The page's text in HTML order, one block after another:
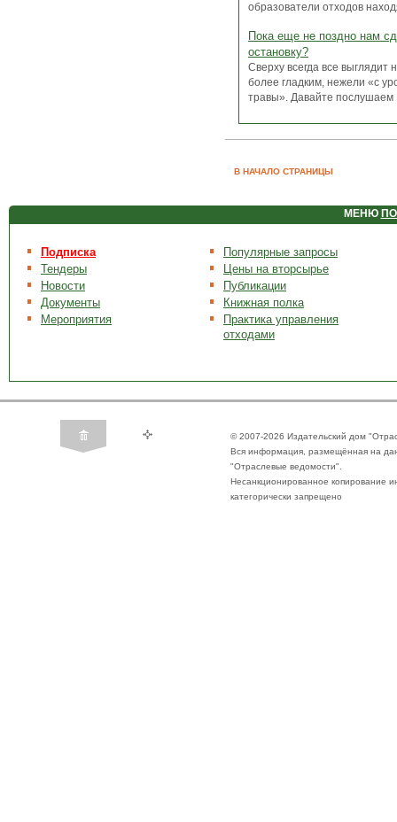
образователи отходов
Пока еще не поздно нам
остановку?
Сверху всегда все выглядит
более гладким, нежели «с
травы». Давайте послушаем
В НАЧАЛО СТРАНИЦЫ
МЕНЮ
Подписка
Тендеры
Новости
Документы
Мероприятия
Популярные запросы
Цены на вторсырье
Публикации
Книжная полка
Практика управления
отходами
© 2007-2026 Издательский дом
Вся информация, размещённая на
"Отраслевые ведомости".
Несанкционированное копирование
категорически запрещено